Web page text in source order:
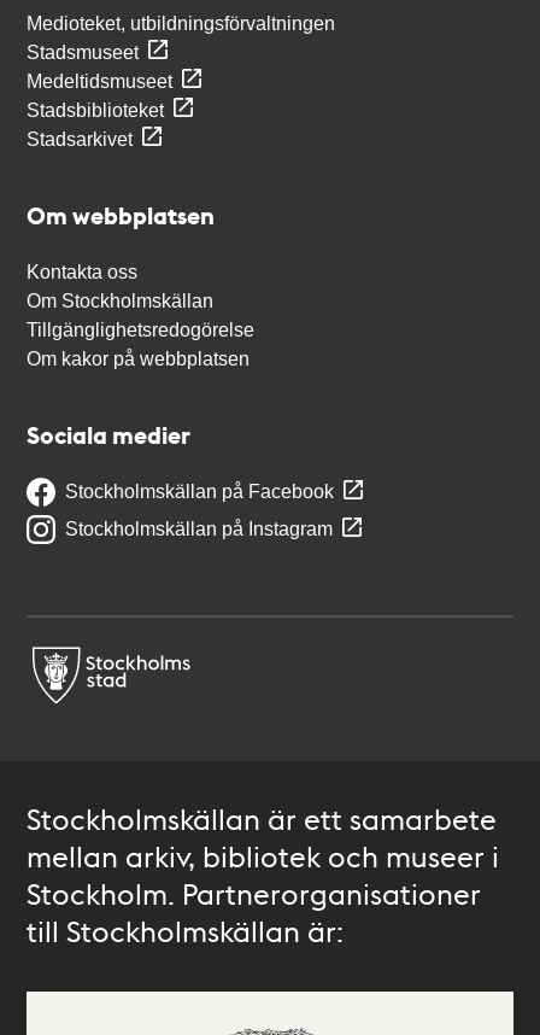
Medioteket, utbildningsförvaltningen
Stadsmuseet
Medeltidsmuseet
Stadsbiblioteket
Stadsarkivet
Om webbplatsen
Kontakta oss
Om Stockholmskällan
Tillgänglighetsredogörelse
Om kakor på webbplatsen
Sociala medier
Stockholmskällan på Facebook
Stockholmskällan på Instagram
Stockholmskällan är ett samarbete
mellan arkiv, bibliotek och museer i
Stockholm. Partnerorganisationer
till Stockholmskällan är: